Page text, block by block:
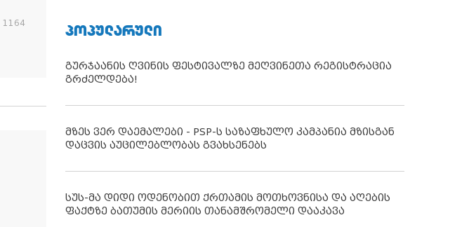
1164 ᲞᲝᲞᲣᲚᲐᲠᲣᲚᲘ
გურჯაანის ღვინის ფესტივალზე მეღვინეთა რეგისტრაცია
გრძელდება!
მზეს ვერ დაემალები - PSP-ს საზაფხულო კამპანია მზისგან
დაცვის აუცილებლობას გვახსენებს
სუს-მა დიდი ოდენობით ქრთამის მოთხოვნისა და აღების
ფაქტზე ბათუმის მერიის თანამშრომელი დააკავა